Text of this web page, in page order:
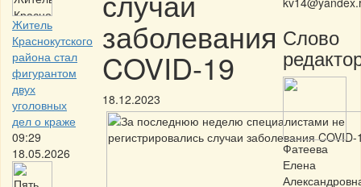
Житель
Краснокутского
района стал
фигурантом
двух
уголовных
дел о краже
09:29
18.05.2026
заболевания
COVID-19
18.12.2023
Слово
Фатеева
Елена